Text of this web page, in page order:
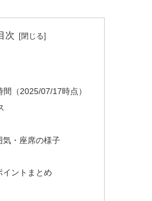
次
間（2025/07/17時点）
気・座席の様子
イントまとめ